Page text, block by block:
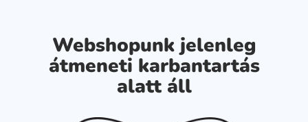
Webshopunk jelenleg
átmeneti karbantartás
alatt áll